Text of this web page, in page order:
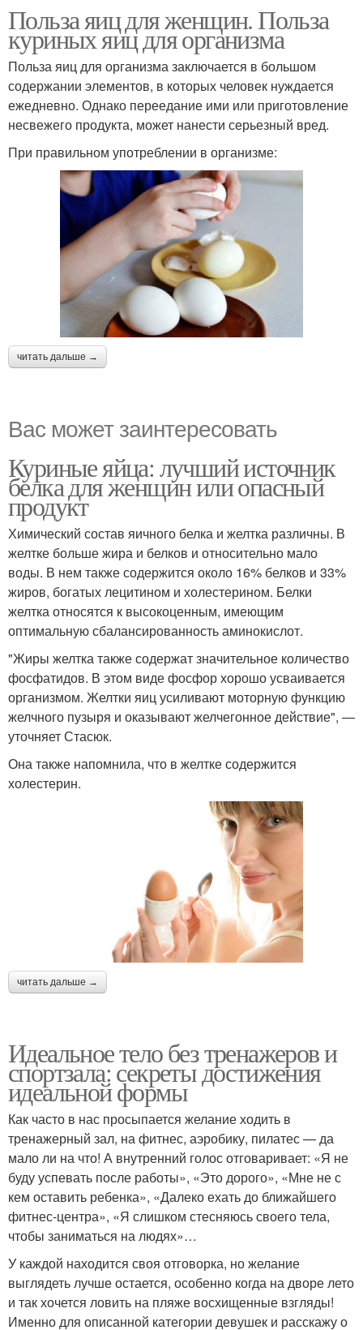
Польза яиц для женщин. Польза
куриных яиц для организма
Польза яиц для организма заключается в большом
содержании элементов, в которых человек нуждается
ежедневно. Однако переедание ими или приготовление
несвежего продукта, может нанести серьезный вред.
При правильном употреблении в организме:
читать дальше →
Вас может заинтересовать
Куриные яйца: лучший источник
белка для женщин или опасный
продукт
Химический состав яичного белка и желтка различны. В
желтке больше жира и белков и относительно мало
воды. В нем также содержится около 16% белков и 33%
жиров, богатых лецитином и холестерином. Белки
желтка относятся к высокоценным, имеющим
оптимальную сбалансированность аминокислот.
"Жиры желтка также содержат значительное количество
фосфатидов. В этом виде фосфор хорошо усваивается
организмом. Желтки яиц усиливают моторную функцию
желчного пузыря и оказывают желчегонное действие", —
уточняет Стасюк.
Она также напомнила, что в желтке содержится
холестерин.
читать дальше →
Идеальное тело без тренажеров и
спортзала: секреты достижения
идеальной формы
Как часто в нас просыпается желание ходить в
тренажерный зал, на фитнес, аэробику, пилатес — да
мало ли на что! А внутренний голос отговаривает: «Я не
буду успевать после работы», «Это дорого», «Мне не с
кем оставить ребенка», «Далеко ехать до ближайшего
фитнес-центра», «Я слишком стесняюсь своего тела,
чтобы заниматься на людях»…
У каждой находится своя отговорка, но желание
выглядеть лучше остается, особенно когда на дворе лето
и так хочется ловить на пляже восхищенные взгляды!
Именно для описанной категории девушек и расскажу о